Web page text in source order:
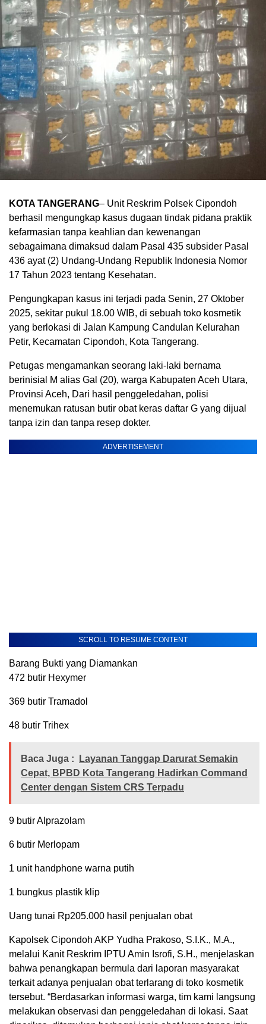
KOTA TANGERANG– Unit Reskrim Polsek Cipondoh
berhasil mengungkap kasus dugaan tindak pidana praktik
kefarmasian tanpa keahlian dan kewenangan
sebagaimana dimaksud dalam Pasal 435 subsider Pasal
436 ayat (2) Undang-Undang Republik Indonesia Nomor
17 Tahun 2023 tentang Kesehatan.
Pengungkapan kasus ini terjadi pada Senin, 27 Oktober
2025, sekitar pukul 18.00 WIB, di sebuah toko kosmetik
yang berlokasi di Jalan Kampung Candulan Kelurahan
Petir, Kecamatan Cipondoh, Kota Tangerang.
Petugas mengamankan seorang laki-laki bernama
berinisial M alias Gal (20), warga Kabupaten Aceh Utara,
Provinsi Aceh, Dari hasil penggeledahan, polisi
menemukan ratusan butir obat keras daftar G yang dijual
tanpa izin dan tanpa resep dokter.
ADVERTISEMENT
SCROLL TO RESUME CONTENT
Barang Bukti yang Diamankan
472 butir Hexymer
369 butir Tramadol
48 butir Trihex
Baca Juga :
Layanan Tanggap Darurat Semakin
Cepat, BPBD Kota Tangerang Hadirkan Command
Center dengan Sistem CRS Terpadu
9 butir Alprazolam
6 butir Merlopam
1 unit handphone warna putih
1 bungkus plastik klip
Uang tunai Rp205.000 hasil penjualan obat
Kapolsek Cipondoh AKP Yudha Prakoso, S.I.K., M.A.,
melalui Kanit Reskrim IPTU Amin Isrofi, S.H., menjelaskan
bahwa penangkapan bermula dari laporan masyarakat
terkait adanya penjualan obat terlarang di toko kosmetik
tersebut. “Berdasarkan informasi warga, tim kami langsung
melakukan observasi dan penggeledahan di lokasi. Saat